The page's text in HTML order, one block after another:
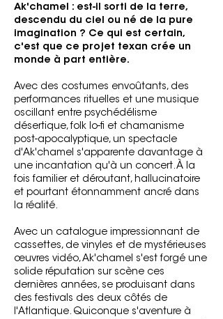
Ak'chamel : est-il sorti de la terre,
descendu du ciel ou né de la pure
imagination ? Ce qui est certain,
c'est que ce projet texan crée un
monde à part entière.
Avec des costumes envoûtants, des
performances rituelles et une musique
oscillant entre psychédélisme
désertique, folk lo-fi et chamanisme
post-apocalyptique, un spectacle
d'Ak'chamel s'apparente davantage à
une incantation qu'à un concert. À la
fois familier et déroutant, hallucinatoire
et pourtant étonnamment ancré dans
la réalité.
Avec un catalogue impressionnant de
cassettes, de vinyles et de mystérieuses
œuvres vidéo, Ak'chamel s'est forgé une
solide réputation sur scène ces
dernières années, se produisant dans
des festivals des deux côtés de
l'Atlantique. Quiconque s'aventure à